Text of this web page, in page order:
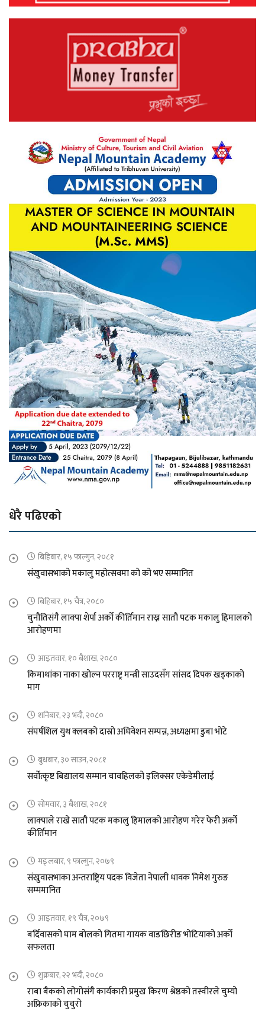
धेरै पढिएको
बिहिबार, १५ फाल्गुन, २०८१
संखुवासभाको मकालु महोत्सवमा को को भए सम्मानित
बिहिबार, १५ चैत्र, २०८०
चुनौतिसंगै लाक्पा शेर्पा अर्को कीर्तिमान राख्न सातौ पटक मकालु हिमालको
आरोहणमा
आइतवार, १० बैशाख, २०८०
किमाथांका नाका खोल्न परराष्ट्र मन्त्री साउदसँग सांसद दिपक खड्काको
माग
शनिबार, २३ भदौ, २०८०
संघर्षशिल युथ क्लबको दास्रो अधिवेशन सम्पन्न, अध्यक्षमा डुबा भोटे
बुधबार, ३० साउन, २०८१
सर्वोत्कृष्ट बिद्यालय सम्मान चावहिलको इलिक्सर एकेडेमीलाई
सोमवार, ३ बैशाख, २०८१
लाक्पाले राखे सातौ पटक मकालु हिमालको आरोहण गरेर फेरी अर्को
कीर्तिमान
मङ्लबार, ९ फाल्गुन, २०७९
संखुवासभाका अन्तराष्ट्रिय पदक विजेता नेपाली धावक निमेश गुरुङ
सम्ममानित
आइतवार, १९ चैत्र, २०७९
बर्दिवासको घाम बोलको गितमा गायक वाङछिरीङ भोटियाको अर्को
सफलता
शुक्रबार, २२ भदौ, २०८०
राबा बैकको लोगोसंगै कार्यकारी प्रमुख किरण श्रेष्ठको तस्वीरले चुम्यो
अफ्रिकाको चुचुरो